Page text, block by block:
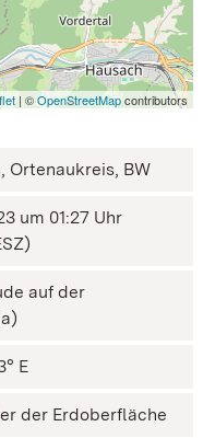
| ©OpenStreetMapcontributors
Ortenaukreis, BW
um 01:27 Uhr
auf der
E
der Erdoberfläche